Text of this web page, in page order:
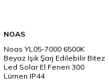
NOAS
Noas YL05-7000 6500K
Beyaz Işık Şarj Edilebilir Bitez
Led Solar El Feneri 300
Lümen IP44